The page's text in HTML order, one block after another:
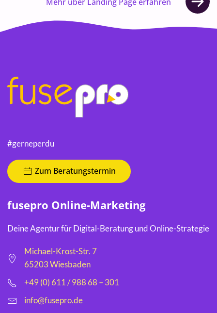
#gerneperdu
Zum Beratungstermin
fusepro Online-Marketing
Deine Agentur für Digital-Beratung und Online-Strategie
Michael-Krost-Str. 7
65203 Wiesbaden
+49 (0) 611 / 988 68 – 301
info@fusepro.de